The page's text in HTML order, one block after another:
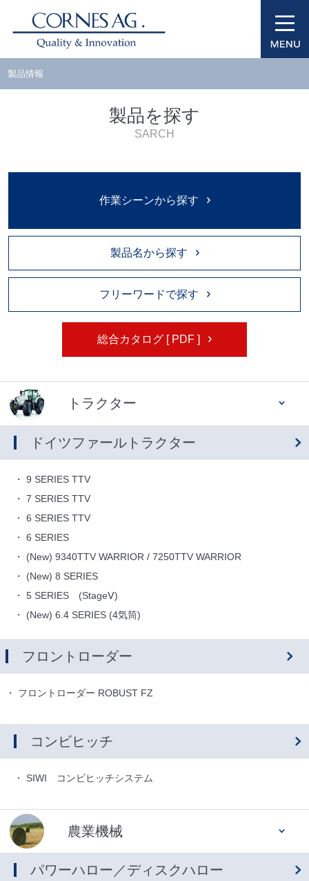
製品情報
製品を探す
SARCH
作業シーンから探す
製品名から探す
フリーワードで探す
総合カタログ [ PDF ]
トラクター
ドイツファールトラクター
9 SERIES TTV
7 SERIES TTV
6 SERIES TTV
6 SERIES
(New) 9340TTV WARRIOR / 7250TTV WARRIOR
(New) 8 SERIES
5 SERIES (StageⅤ)
(New) 6.4 SERIES (4気筒)
フロントローダー
フロントローダー ROBUST FZ
コンビヒッチ
SIWI コンビヒッチシステム
農業機械
パワーハロー／ディスクハロー